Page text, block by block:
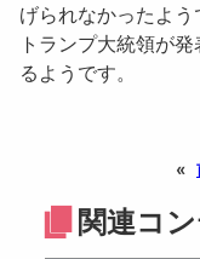
げられなかったよう
トランプ大統領が
るようです。
«
関連コ